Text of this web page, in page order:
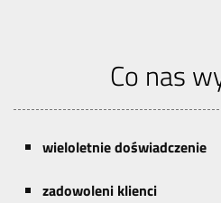
Co nas
wieloletnie doświadczenie
zadowoleni klienci